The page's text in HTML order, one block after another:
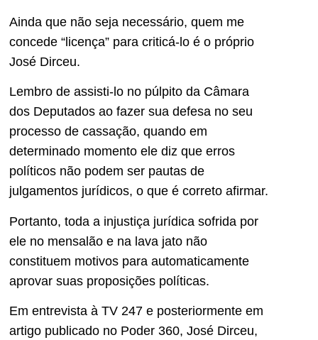
Ainda que não seja necessário, quem me
concede “licença” para criticá-lo é o próprio
José Dirceu.
Lembro de assisti-lo no púlpito da Câmara
dos Deputados ao fazer sua defesa no seu
processo de cassação, quando em
determinado momento ele diz que erros
políticos não podem ser pautas de
julgamentos jurídicos, o que é correto afirmar.
Portanto, toda a injustiça jurídica sofrida por
ele no mensalão e na lava jato não
constituem motivos para automaticamente
aprovar suas proposições políticas.
Em entrevista à TV 247 e posteriormente em
artigo publicado no Poder 360, José Dirceu,